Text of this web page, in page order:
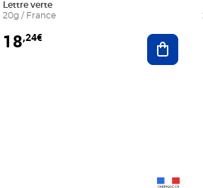
au panier
Lettre verte
20g / France
18,24€ Ajouter